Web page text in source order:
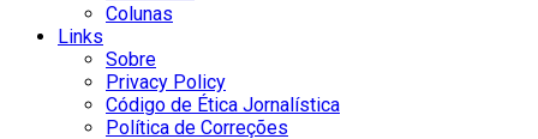
Colunas
Links
Sobre
Privacy Policy
Código de Ética Jornalística
Política de Correções